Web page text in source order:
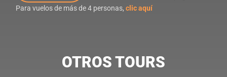
Para vuelos de más de 4 personas,clic aquí
OTROS TOURS